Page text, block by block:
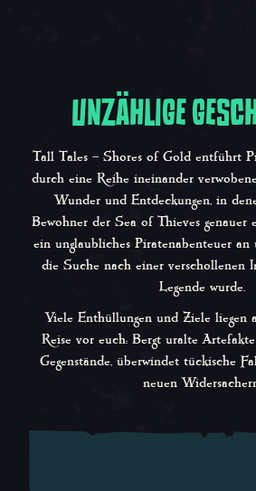
UNZÄHLIGE
Tall Tales – Shores of Gold entführt
durch eine Reihe ineinander
Wunder und Entdeckungen, in
Bewohner der Sea of Thieves genauer
ein unglaubliches Piratenabenteuer
die Suche nach einer verschollenen
Legende wurde.
Viele Enthüllungen und Ziele liegen
Reise vor euch: Bergt uralte
Gegenstände, überwindet tückische
neuen